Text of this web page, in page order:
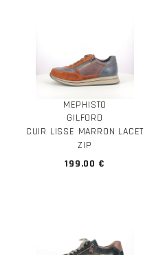
MEPHISTO
GILFORD
CUIR LISSE MARRON LACET
ZIP
199.00 €